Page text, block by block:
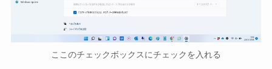
ここのチェックボックスにチェックを入れる